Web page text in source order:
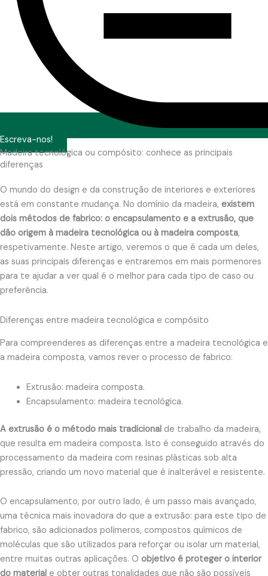
Escreva-nos!
Madeira tecnológica ou compósito: conhece as principais
diferenças
O mundo do design e da construção de interiores e exteriores
está em constante mudança. No domínio da madeira, existem
dois métodos de fabrico: o encapsulamento e a extrusão, que
dão origem à madeira tecnológica ou à madeira composta,
respetivamente. Neste artigo, veremos o que é cada um deles,
as suas principais diferenças e entraremos em mais pormenores
para te ajudar a ver qual é o melhor para cada tipo de caso ou
preferência.
Diferenças entre madeira tecnológica e compósito
Para compreenderes as diferenças entre a madeira tecnológica e
a madeira composta, vamos rever o processo de fabrico:
Extrusão: madeira composta.
Encapsulamento: madeira tecnológica.
A extrusão é o método mais tradicional de trabalho da madeira,
que resulta em madeira composta. Isto é conseguido através do
processamento da madeira com resinas plásticas sob alta
pressão, criando um novo material que é inalterável e resistente.
O encapsulamento, por outro lado, é um passo mais avançado,
uma técnica mais inovadora do que a extrusão: para este tipo de
fabrico, são adicionados polímeros, compostos químicos de
moléculas que são utilizados para reforçar ou isolar um material,
entre muitas outras aplicações. O objetivo é proteger o interior
do material e obter outras tonalidades que não são possíveis